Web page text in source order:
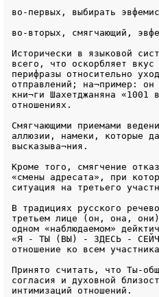
во-первых, выбирать
во-вторых, смягчающий,
Исторически в языковой
всего, что оскорбляет
перифразы относительно
отправлений; на¬пример:
кни¬ги Шахетджаняна «1001
отношениях.
Смягчающими приемами
аллюзии, намеки, которые
высказыва¬ния.
Кроме того, смягчение
«смены адресата», при
ситуация на третьего
В традициях русского
третьем лице (он, она,
одном «наблюдаемом»
«Я - ТЫ (ВЫ) - ЗДЕСЬ -
отношение ко всем
Принято считать, что Ты-
согласия и духовной
интимизаций отношений.